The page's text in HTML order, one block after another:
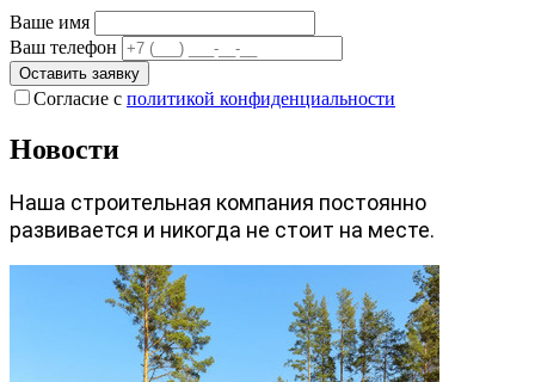
Ваше имя
Ваш телефон
Оставить заявку
Согласие с политикой конфиденциальности
Новости
Наша строительная компания постоянно
развивается и никогда не стоит на месте.